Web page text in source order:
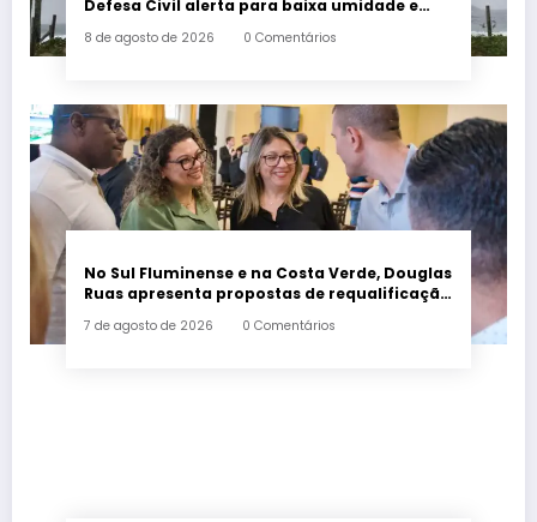
Defesa Civil alerta para baixa umidade e
8 de agosto de 2026 0 Comentários
No Sul Fluminense e na Costa Verde, Douglas
Ruas apresenta propostas de requalificação
7 de agosto de 2026 0 Comentários